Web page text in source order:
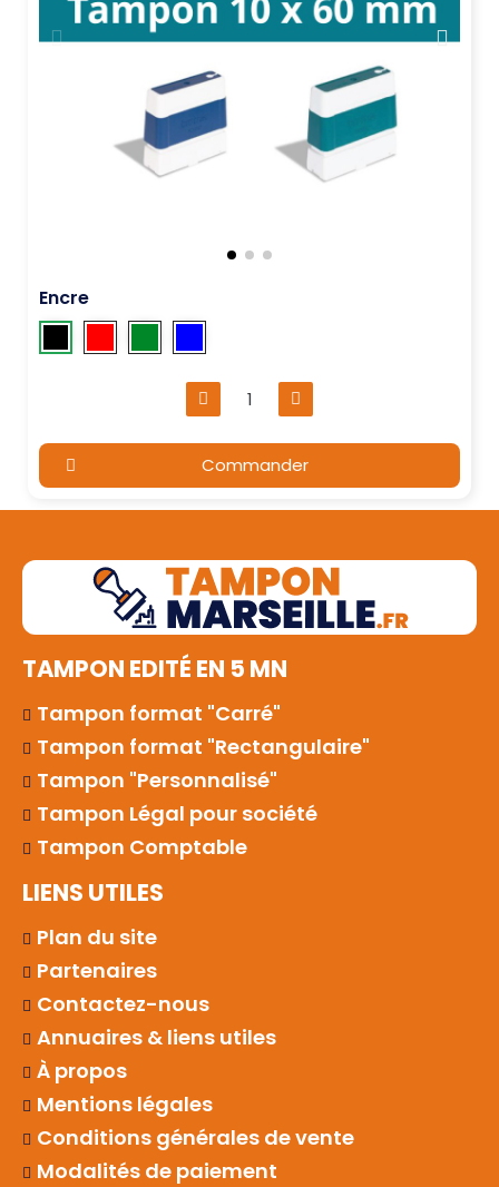
Encre
Commander
TAMPON EDITÉ EN 5 MN
Tampon format "Carré"
Tampon format "Rectangulaire"
Tampon "Personnalisé"
Tampon Légal pour société
Tampon Comptable
LIENS UTILES
Plan du site
Partenaires
Contactez-nous
Annuaires & liens utiles
À propos
Mentions légales
Conditions générales de vente
Modalités de paiement